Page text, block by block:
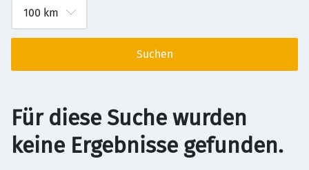
Suchen
Für diese Suche wurden
keine Ergebnisse gefunden.